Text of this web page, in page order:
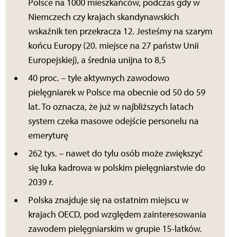
Polsce na 1000 mieszkańców, podczas gdy w
Niemczech czy krajach skandynawskich
wskaźnik ten przekracza 12. Jesteśmy na szarym
końcu Europy (20. miejsce na 27 państw Unii
Europejskiej), a średnia unijna to 8,5
40 proc. – tyle aktywnych zawodowo
pielęgniarek w Polsce ma obecnie od 50 do 59
lat. To oznacza, że już w najbliższych latach
system czeka masowe odejście personelu na
emeryturę
262 tys. – nawet do tylu osób może zwiększyć
się luka kadrowa w polskim pielęgniarstwie do
2039 r.
Polska znajduje się na ostatnim miejscu w
krajach OECD, pod względem zainteresowania
zawodem pielęgniarskim w grupie 15-latków.